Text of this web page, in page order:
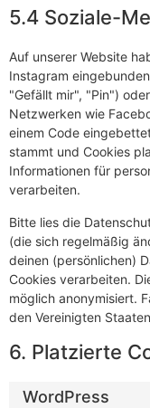
5.4 Soziale-
Auf unserer Website
Instagram
"Gefällt mir", "Pin")
Netzwerken wie
einem Code
stammt und Cookies
Informationen für
verarbeiten.
Bitte lies die
(die sich regelmäßig
deinen (persönlichen)
Cookies verarbeiten.
möglich anonymisiert.
den Vereinigten
6. Platzierte
WordPress